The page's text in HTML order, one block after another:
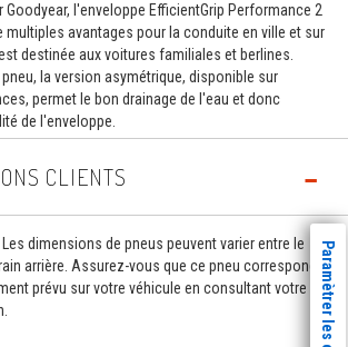
Goodyear, l'enveloppe EfficientGrip Performance 2
multiples avantages pour la conduite en ville et sur
destinée aux voitures familiales et berlines.
pneu, la version asymétrique, disponible sur
permet le bon drainage de l'eau et donc
de l'enveloppe.
CLIENTS
Les dimensions de pneus peuvent varier entre le
arrière. Assurez-vous que ce pneu correspond
prévu sur votre véhicule en consultant votre